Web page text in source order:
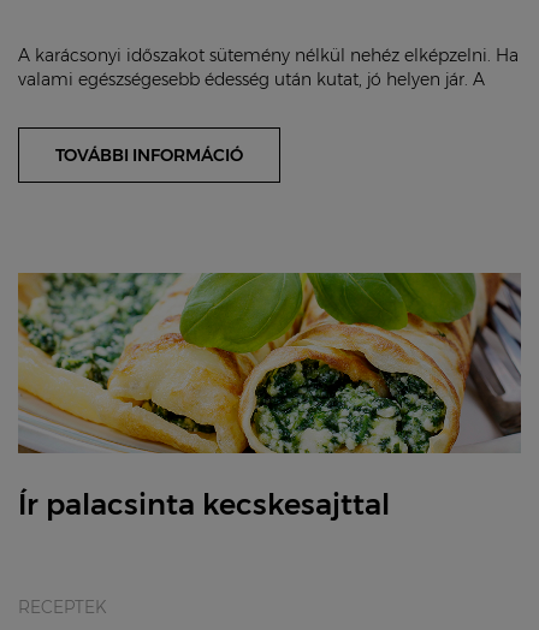
A karácsonyi időszakot sütemény nélkül nehéz elképzelni. Ha
valami egészségesebb édesség után kutat, jó helyen jár. A
TOVÁBBI INFORMÁCIÓ
Ír palacsinta kecskesajttal
RECEPTEK